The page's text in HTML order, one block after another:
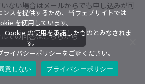
ない場合はメールからでも申し込みが可
での回答はこちらから
スを提供するため、当ウェブサイトでは
を使用しています。
Cookie の使用を承諾したものとみなされま
す。
イバシーポリシーをご覧ください。
意しない プライバシーポリシー